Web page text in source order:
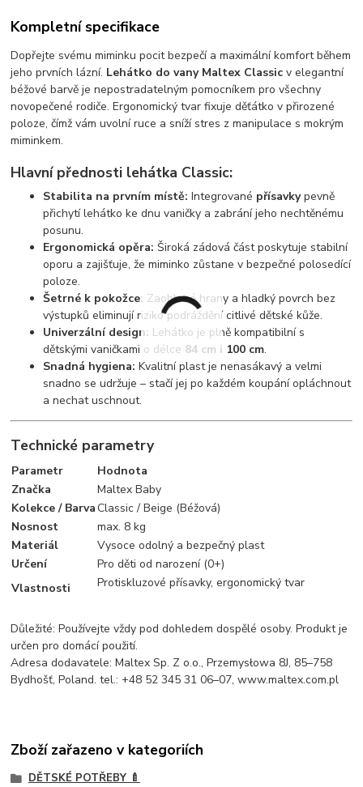
Kompletní specifikace
Dopřejte svému miminku pocit bezpečí a maximální komfort během
jeho prvních lázní. Lehátko do vany Maltex Classic v elegantní
béžové barvě je nepostradatelným pomocníkem pro všechny
novopečené rodiče. Ergonomický tvar fixuje děťátko v přirozené
poloze, čímž vám uvolní ruce a sníží stres z manipulace s mokrým
miminkem.
Hlavní přednosti lehátka Classic:
Stabilita na prvním místě: Integrované přísavkypevně
přichytí lehátko ke dnu vaničky a zabrání jeho nechtěnému
posunu.
Ergonomická opěra: Široká zádová část poskytuje stabilní
oporu a zajišťuje, že miminko zůstane v bezpečné polosedící
poloze.
Šetrné k pokožce: Zaoblené hrany a hladký povrch bez
výstupků eliminují riziko podráždění citlivé dětské kůže.
Univerzální design: Lehátko je plně kompatibilní s
dětskými vaničkami o délce 84 cm i 100 cm.
Snadná hygiena: Kvalitní plast je nenasákavý a velmi
snadno se udržuje – stačí jej po každém koupání opláchnout
a nechat uschnout.
Technické parametry
Parametr
Hodnota
Značka
Maltex Baby
Kolekce / BarvaClassic / Beige (Béžová)
Nosnost
max. 8 kg
Materiál
Vysoce odolný a bezpečný plast
Určení
Pro děti od narození (0+)
Vlastnosti
Protiskluzové přísavky, ergonomický tvar
Důležité: Používejte vždy pod dohledem dospělé osoby. Produkt je
určen pro domácí použití.
Adresa dodavatele: Maltex Sp. Z o.o., Przemysłowa 8J, 85–758
Bydhošť, Poland. tel.: +48 52 345 31 06–07, www.maltex.com.pl
Zboží zařazeno v kategoriích
DĚTSKÉ POTŘEBY 🍼